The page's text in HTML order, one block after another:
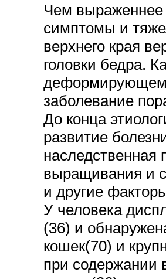
Чем выраженнее
симптомы и
верхнего края
головки бедра.
заболевание
До конца
развитие
наследственная
выращивания и
и другие
У человека
(36) и
кошек(70) и
при содержании